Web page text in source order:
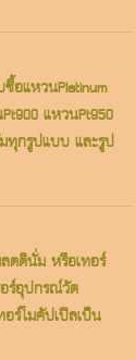
อแหวนPlatinum
แหวนPt950
ทุกรูปแบบ และรูป
ตตินั่ม หรือเทอร์
ร์อุปกรณ์วัด
โมคัปเปิลเป็น